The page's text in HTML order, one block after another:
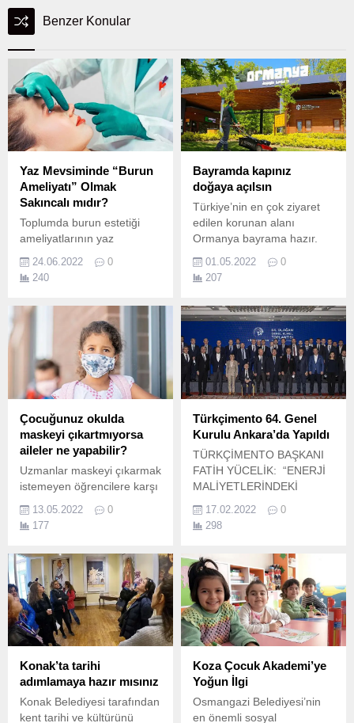
Benzer Konular
Yaz Mevsiminde “Burun
Ameliyatı” Olmak
Sakıncalı mıdır?
Toplumda burun estetiği
ameliyatlarının yaz
mevsiminde yapılmasının
sakıncalı olduğuyla ilgili
genel bir algı hakim.
24.06.2022
0
240
Bayramda kapınız
doğaya açılsın
Türkiye’nin en çok ziyaret
edilen korunan alanı
Ormanya bayrama hazır.
01.05.2022
0
207
Çocuğunuz okulda
maskeyi çıkartmıyorsa
aileler ne yapabilir?
Uzmanlar maskeyi çıkarmak
istemeyen öğrencilere karşı
öğretmenleriyle işbirliği
yapmasını öneriyor 2019
hayatımıza giren maskeleri
yavaş yavaş hayatımızdan
çıkarmaya başladığımız bir
döneme girdik.
13.05.2022
0
177
Türkçimento 64. Genel
Kurulu Ankara’da Yapıldı
TÜRKÇİMENTO BAŞKANI
FATİH YÜCELİK: “ENERJİ
MALİYETLERİNDEKİ
SEKTÖRÜMÜZÜ
DERİNDEN ETKİLEDİ”
örgütü TÜRKÇİMENTO,
2021 Faaliyet Yılı 64.
17.02.2022
0
298
Konak’ta tarihi
adımlamaya hazır mısınız
Konak Belediyesi tarafından
kent tarihi ve kültürünü
Koza Çocuk Akademi’ye
Yoğun İlgi
Osmangazi Belediyesi’nin
en önemli sosyal